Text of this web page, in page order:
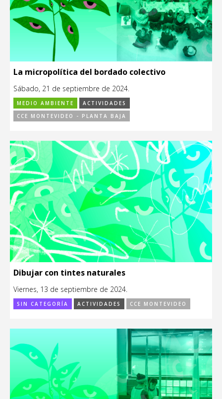
La micropolítica del bordado colectivo
Sábado, 21 de septiembre de 2024.
MEDIO AMBIENTE
ACTIVIDADES
CCE MONTEVIDEO - PLANTA BAJA
Dibujar con tintes naturales
Viernes, 13 de septiembre de 2024.
SIN CATEGORÍA ACTIVIDADES CCE MONTEVIDEO